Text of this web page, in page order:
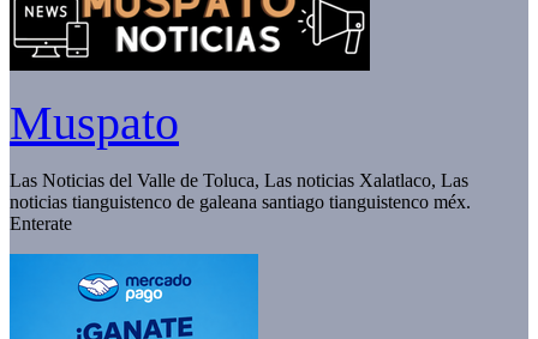
Muspato
Las Noticias del Valle de Toluca, Las noticias Xalatlaco, Las
noticias tianguistenco de galeana santiago tianguistenco méx.
Enterate